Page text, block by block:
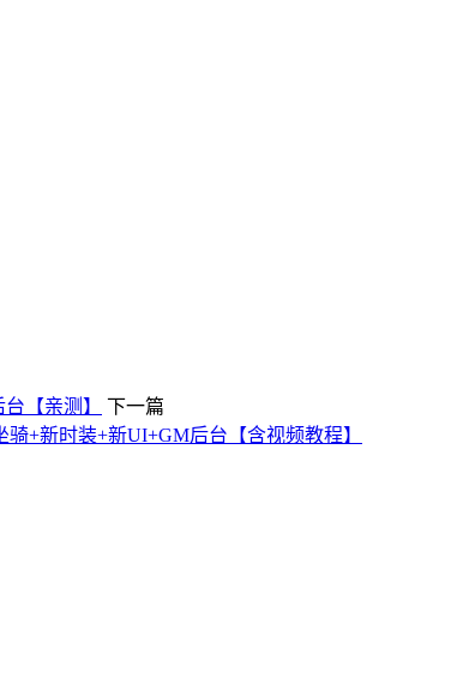
【亲测】
下一篇
+新时装+新UI+GM后台【含视频教程】